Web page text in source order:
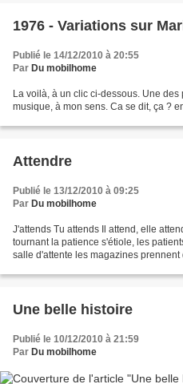
1976 - Variations sur
Publié le 14/12/2010 à 20:55
Par Du mobilhome
La voilà, à un clic ci-dessous. Une
musique, à mon sens. Ca se dit, ça ?
Attendre
Publié le 13/12/2010 à 09:25
Par Du mobilhome
J'attends Tu attends Il attend, elle
tournant la patience s'étiole, les
salle d'attente les magazines
Une belle histoire
Publié le 10/12/2010 à 21:59
Par Du mobilhome